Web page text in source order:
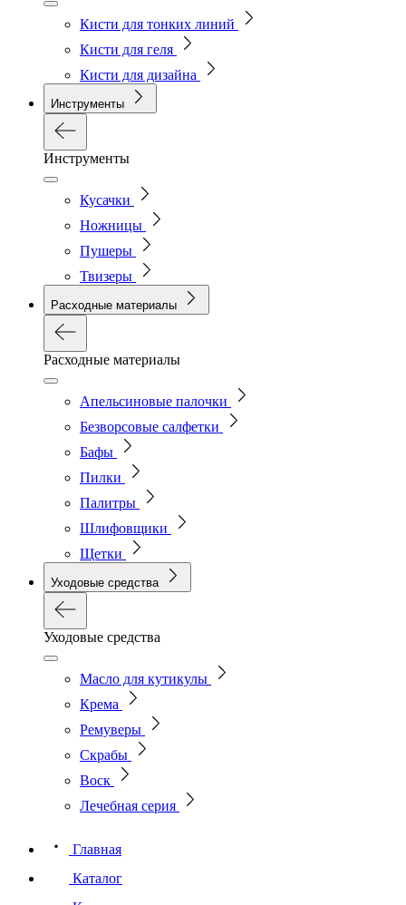
Кисти для тонких линий
Кисти для геля
Кисти для дизайна
Инструменты
Инструменты
Кусачки
Ножницы
Пушеры
Твизеры
Расходные материалы
Расходные материалы
Апельсиновые палочки
Безворсовые салфетки
Бафы
Пилки
Палитры
Шлифовщики
Щетки
Уходовые средства
Уходовые средства
Масло для кутикулы
Крема
Ремуверы
Скрабы
Воск
Лечебная серия
Главная
Каталог